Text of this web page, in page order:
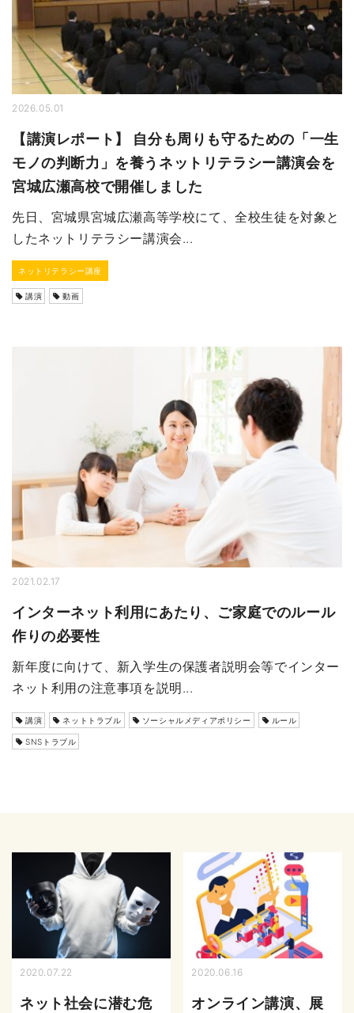
2026.05.01
【講演レポート】 自分も周りも守るための「一生
モノの判断力」を養うネットリテラシー講演会を
宮城広瀬高校で開催しました
先日、宮城県宮城広瀬高等学校にて、全校生徒を対象と
したネットリテラシー講演会...
ネットリテラシー講座
講演 動画
2021.02.17
インターネット利用にあたり、ご家庭でのルール
作りの必要性
新年度に向けて、新入学生の保護者説明会等でインター
ネット利用の注意事項を説明...
講演 ネットトラブル ソーシャルメディアポリシー ルール
SNSトラブル
2020.07.22
ネット社会に潜む危
2020.06.16
オンライン講演、展